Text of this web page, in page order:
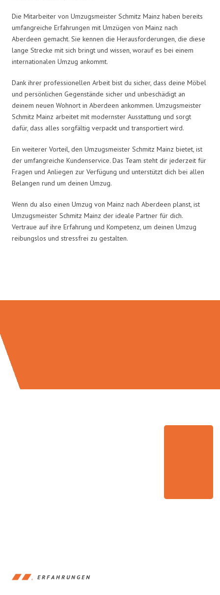
Die Mitarbeiter von Umzugsmeister Schmitz Mainz haben bereits
umfangreiche Erfahrungen mit Umzügen von Mainz nach
Aberdeen gemacht. Sie kennen die Herausforderungen, die diese
lange Strecke mit sich bringt und wissen, worauf es bei einem
internationalen Umzug ankommt.
Dank ihrer professionellen Arbeit bist du sicher, dass deine Möbel
und persönlichen Gegenstände sicher und unbeschädigt an
deinem neuen Wohnort in Aberdeen ankommen. Umzugsmeister
Schmitz Mainz arbeitet mit modernster Ausstattung und sorgt
dafür, dass alles sorgfältig verpackt und transportiert wird.
Ein weiterer Vorteil, den Umzugsmeister Schmitz Mainz bietet, ist
der umfangreiche Kundenservice. Das Team steht dir jederzeit für
Fragen und Anliegen zur Verfügung und unterstützt dich bei allen
Belangen rund um deinen Umzug.
Wenn du also einen Umzug von Mainz nach Aberdeen planst, ist
Umzugsmeister Schmitz Mainz der ideale Partner für dich.
Vertraue auf ihre Erfahrung und Kompetenz, um deinen Umzug
reibungslos und stressfrei zu gestalten.
ERFAHRUNGEN